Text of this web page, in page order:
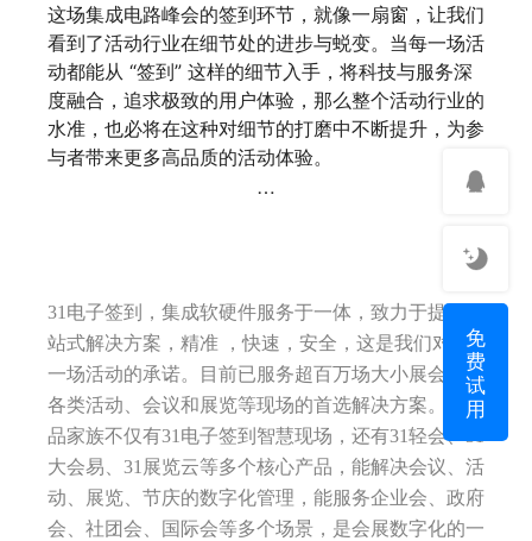
这场集成电路峰会的签到环节，就像一扇窗，让我们
看到了活动行业在细节处的进步与蜕变。当每一场活
动都能从 “签到” 这样的细节入手，将科技与服务深
度融合，追求极致的用户体验，那么整个活动行业的
水准，也必将在这种对细节的打磨中不断提升，为参
与者带来更多高品质的活动体验。
…
31电子签到，集成软硬件服务于一体，致力于提供一
站式解决方案，精准 ，快速，安全，这是我们对每
一场活动的承诺。目前已服务超百万场大小展会，是
各类活动、会议和展览等现场的首选解决方案。31产
品家族不仅有31电子签到智慧现场，还有31轻会、31
大会易、31展览云等多个核心产品，能解决会议、活
动、展览、节庆的数字化管理，能服务企业会、政府
会、社团会、国际会等多个场景，是会展数字化的一
免
费
试
用